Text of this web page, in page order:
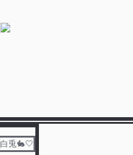
白兎🐇🤍